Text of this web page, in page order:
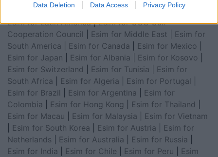
Data Deletion Data Access Privacy Policy
Esim for United Kingdom Esim for Africa
Esim for Latin America|Esim for GCC Gulf
Cooperation Council
Esim for Middle East
Esim for
South America
Esim for Canada Esim for Mexico
Esim for Japan
Esim for Albania Esim for Kosovo
Esim for Switzerland
Esim for Tunisia
Esim for
South Africa
Esim for Algeria Esim for Portugal
Esim for Brazil
Esim for Argentina
Esim for
Colombia
Esim for Hong Kong Esim for Thailand
Esim for Macau
Esim for Malaysia
Esim for Vietnam
Esim for South Korea Esim for Austria
Esim for
Netherlands
Esim for Australia Esim for Russia
Esim for India
Esim for Chile Esim for Peru
Esim